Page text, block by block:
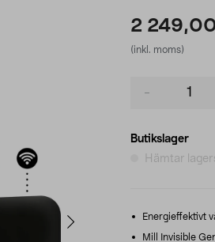
2
(inkl. moms)
Butikslager
Hämtar
Energieffektivt
Mill Invisible